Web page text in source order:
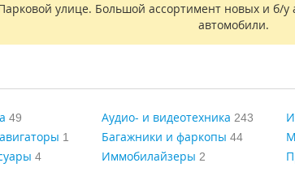
улице. Большой ассортимент новых и б/
автомобили.
49
1
4
Аудио- и видеотехника 243
Багажники и фаркопы 44
Иммобилайзеры 2